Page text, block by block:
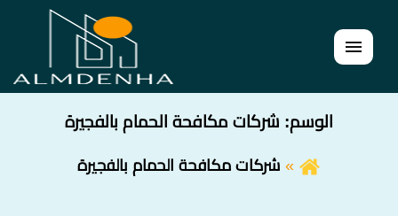
القائمة
الوسم: شركات مكافحة الحمام بالفجيرة
شركات مكافحة الحمام بالفجيرة